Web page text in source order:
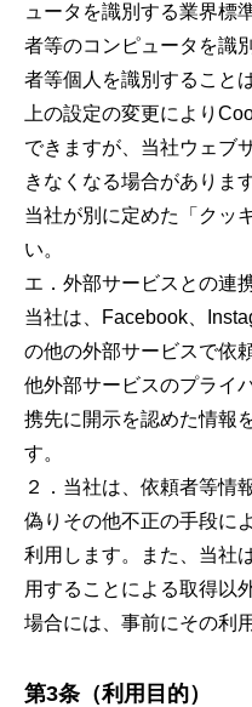
ュータを識別する業界標
者等のコンピュータを識
者等個人を識別すること
上の設定の変更により
できますが、当社ウェブ
きなくなる場合がありま
当社が別に定めた「 クッ
い。
エ．外部サービスとの連
当社は、Facebook、
の他の外部サービスで依
他外部サービスのプライ
携先に開示を認めた情報
す。
２．当社は、依頼者等情
偽りその他不正の手段に
利用します。また、当社
用することによる取得以
場合には、事前にその利
第3条（利用目的）